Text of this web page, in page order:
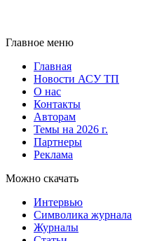
Главное меню
Главная
Новости АСУ ТП
О нас
Контакты
Авторам
Темы на 2026 г.
Партнеры
Реклама
Можно скачать
Интервью
Символика журнала
Журналы